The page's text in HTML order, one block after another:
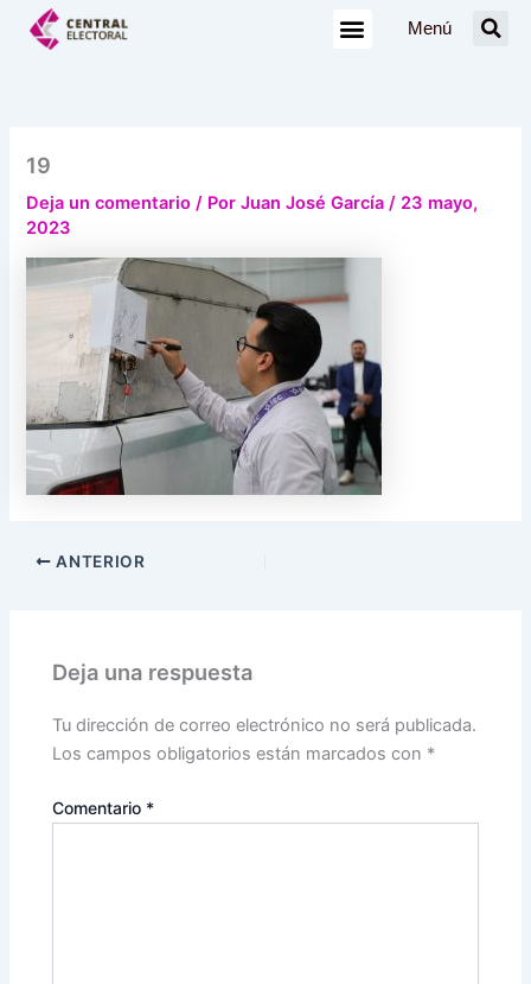
Menú
19
Deja un comentario / PorJuan José García/ 23 mayo,
2023
ANTERIOR
Deja una respuesta
Tu dirección de correo electrónico no será publicada.
Los campos obligatorios están marcados con *
Comentario *